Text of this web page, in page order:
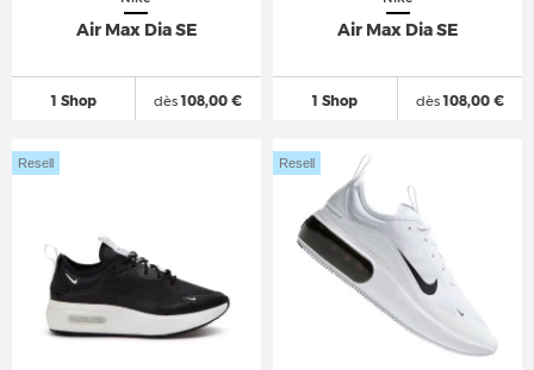
Air Max Dia SE
1 Shop dès108,00 €
Air Max Dia SE
1 Shop dès108,00 €
Resell Resell